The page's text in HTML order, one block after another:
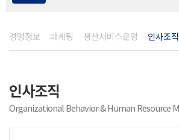
경영정보 마케팅 생산서비스운영 인사조직
인사조직
Organizational Behavior & Human Resource